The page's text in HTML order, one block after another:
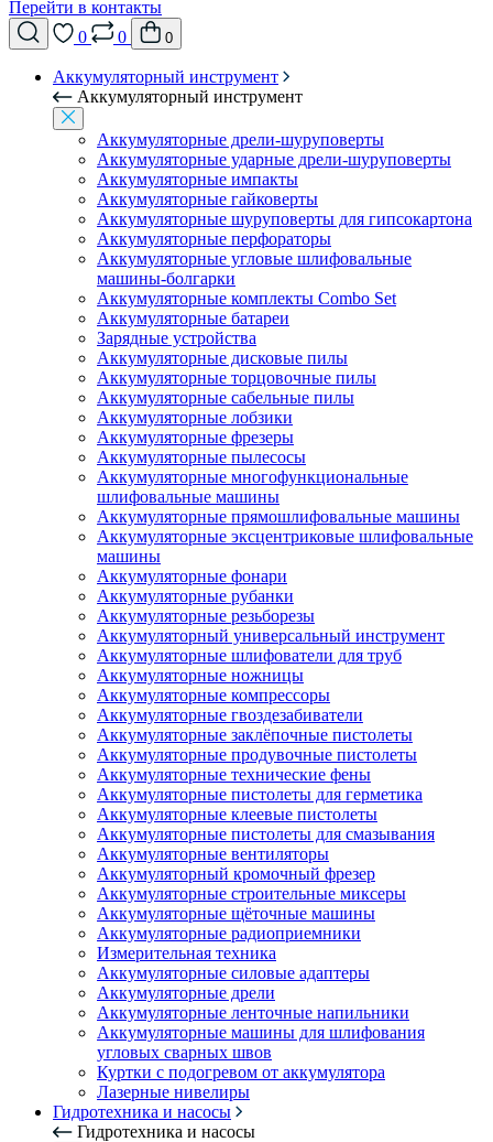
Перейти в контакты
0
0 0
Аккумуляторный инструмент
Аккумуляторный инструмент
Аккумуляторные дрели-шуруповерты
Аккумуляторные ударные дрели-шуруповерты
Аккумуляторные импакты
Аккумуляторные гайковерты
Аккумуляторные шуруповерты для гипсокартона
Аккумуляторные перфораторы
Аккумуляторные угловые шлифовальные
машины-болгарки
Аккумуляторные комплекты Combo Set
Аккумуляторные батареи
Зарядные устройства
Аккумуляторные дисковые пилы
Аккумуляторные торцовочные пилы
Аккумуляторные сабельные пилы
Аккумуляторные лобзики
Аккумуляторные фрезеры
Аккумуляторные пылесосы
Аккумуляторные многофункциональные
шлифовальные машины
Аккумуляторные прямошлифовальные машины
Аккумуляторные эксцентриковые шлифовальные
машины
Аккумуляторные фонари
Аккумуляторные рубанки
Аккумуляторные резьборезы
Аккумуляторный универсальный инструмент
Аккумуляторные шлифователи для труб
Аккумуляторные ножницы
Аккумуляторные компрессоры
Аккумуляторные гвоздезабиватели
Аккумуляторные заклёпочные пистолеты
Аккумуляторные продувочные пистолеты
Аккумуляторные технические фены
Аккумуляторные пистолеты для герметика
Аккумуляторные клеевые пистолеты
Аккумуляторные пистолеты для смазывания
Аккумуляторные вентиляторы
Аккумуляторный кромочный фрезер
Аккумуляторные строительные миксеры
Аккумуляторные щёточные машины
Аккумуляторные радиоприемники
Измерительная техника
Аккумуляторные силовые адаптеры
Аккумуляторные дрели
Аккумуляторные ленточные напильники
Аккумуляторные машины для шлифования
угловых сварных швов
Куртки с подогревом от аккумулятора
Лазерные нивелиры
Гидротехника и насосы
Гидротехника и насосы